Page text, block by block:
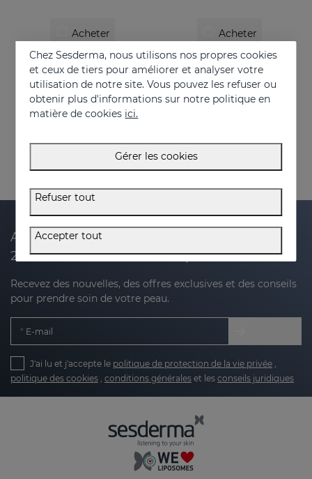
Acheter
ATOPISES Gel De Bain
Pour les peaux à tendance topique
12.95 €
Acheter
26.95 €
Abonnez-vous à notre newsletter et recevez
20 % de réduction sur votre prochain achat
Recevez des nouvelles, des offres exclusives et des conseils
pour prendre soin de votre peau.
E-mail
J'ai lu et j'accepte le politique de protection de la vie privée ,
politique des cookies , conditions générales et les conseils juridiques
Chez Sesderma, nous utilisons nos propres cookies
et ceux de tiers pour améliorer et analyser votre
utilisation de notre site. Vous pouvez les refuser ou
obtenir plus d'informations sur notre politique en
matière de cookies ici.
Gérer les cookies
Refuser tout
Accepter tout